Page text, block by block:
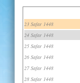
23 Safar 1448
24 Safar 1448
25 Safar 1448
26 Safar 1448
27 Safar 1448
28 Safar 1448